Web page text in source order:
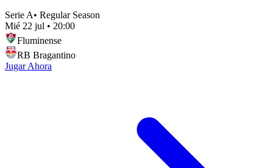
Serie A• Regular Season
Mié 22 jul • 20:00
Fluminense
RB Bragantino
Jugar Ahora